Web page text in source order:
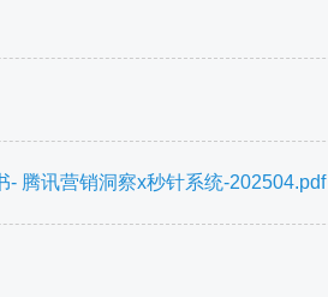
腾讯营销洞察x秒针系统-202504.pdf